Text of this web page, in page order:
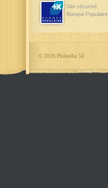
Site sécurisé
Banque Populaire
© 2026 Philatélie 50